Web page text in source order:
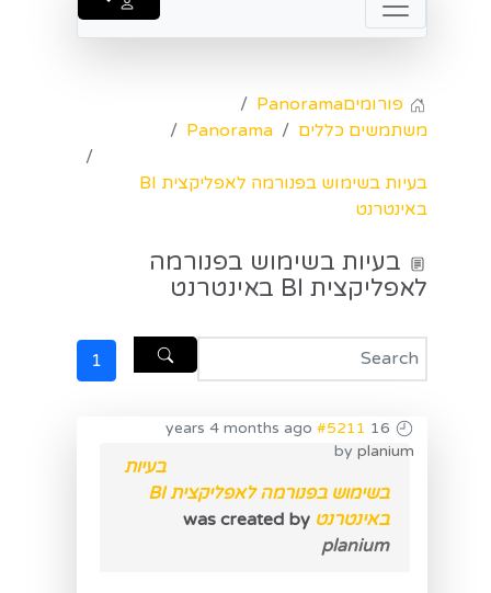
פורומיםPanorama
משתמשים כללים
Panorama
בעיות בשימוש בפנורמה לאפליקצית BI
באינטרנט
בעיות בשימוש בפנורמה
לאפליקצית BI באינטרנט
1
16 years 4 months ago
#5211
by planium
בעיות
בשימוש בפנורמה לאפליקצית BI
באינטרנט
planium